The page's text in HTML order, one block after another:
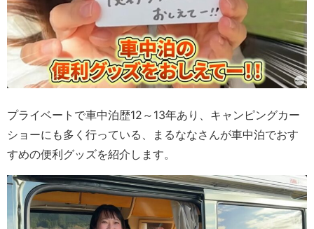
プライベートで車中泊歴12～13年あり、キャンピングカー
ショーにも多く行っている、まるななさんが車中泊でおす
すめの便利グッズを紹介します。